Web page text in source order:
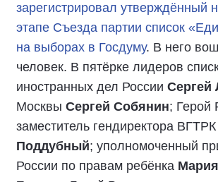
зарегистрировал утверждённый
этапе Съезда партии список
на выборах в Госдуму. В него
человек. В пятёрке лидеров
иностранных дел России Сергей
Москвы Сергей Собянин; Герой
заместитель гендиректора ВГТРК
Поддубный; уполномоченный
России по правам ребёнка